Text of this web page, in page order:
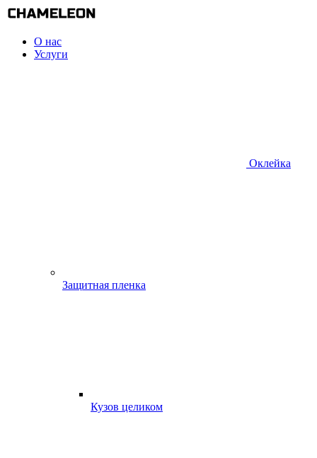
О нас
Услуги
Оклейка
Защитная пленка
Кузов целиком